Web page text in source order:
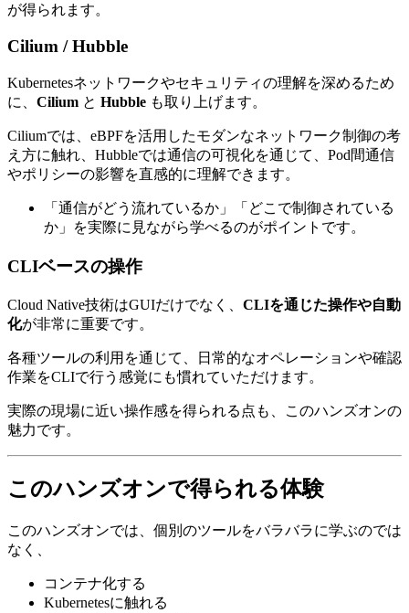
が得られます。
Cilium / Hubble
Kubernetesネットワークやセキュリティの理解を深めるため
に、 Cilium と Hubble も取り上げます。
Ciliumでは、eBPFを活用したモダンなネットワーク制御の考
え方に触れ、Hubbleでは通信の可視化を通じて、Pod間通信
やポリシーの影響を直感的に理解できます。
「通信がどう流れているか」「どこで制御されている
か」を実際に見ながら学べるのがポイントです。
CLIベースの操作
Cloud Native技術はGUIだけでなく、 CLIを通じた操作や自動
化が非常に重要です。
各種ツールの利用を通じて、日常的なオペレーションや確認
作業をCLIで行う感覚にも慣れていただけます。
実際の現場に近い操作感を得られる点も、このハンズオンの
魅力です。
このハンズオンで得られる体験
このハンズオンでは、個別のツールをバラバラに学ぶのでは
なく、
コンテナ化する
Kubernetesに触れる